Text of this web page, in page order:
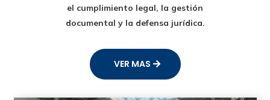
el cumplimiento legal, la gestión
documental y la defensa jurídica.
VER MAS